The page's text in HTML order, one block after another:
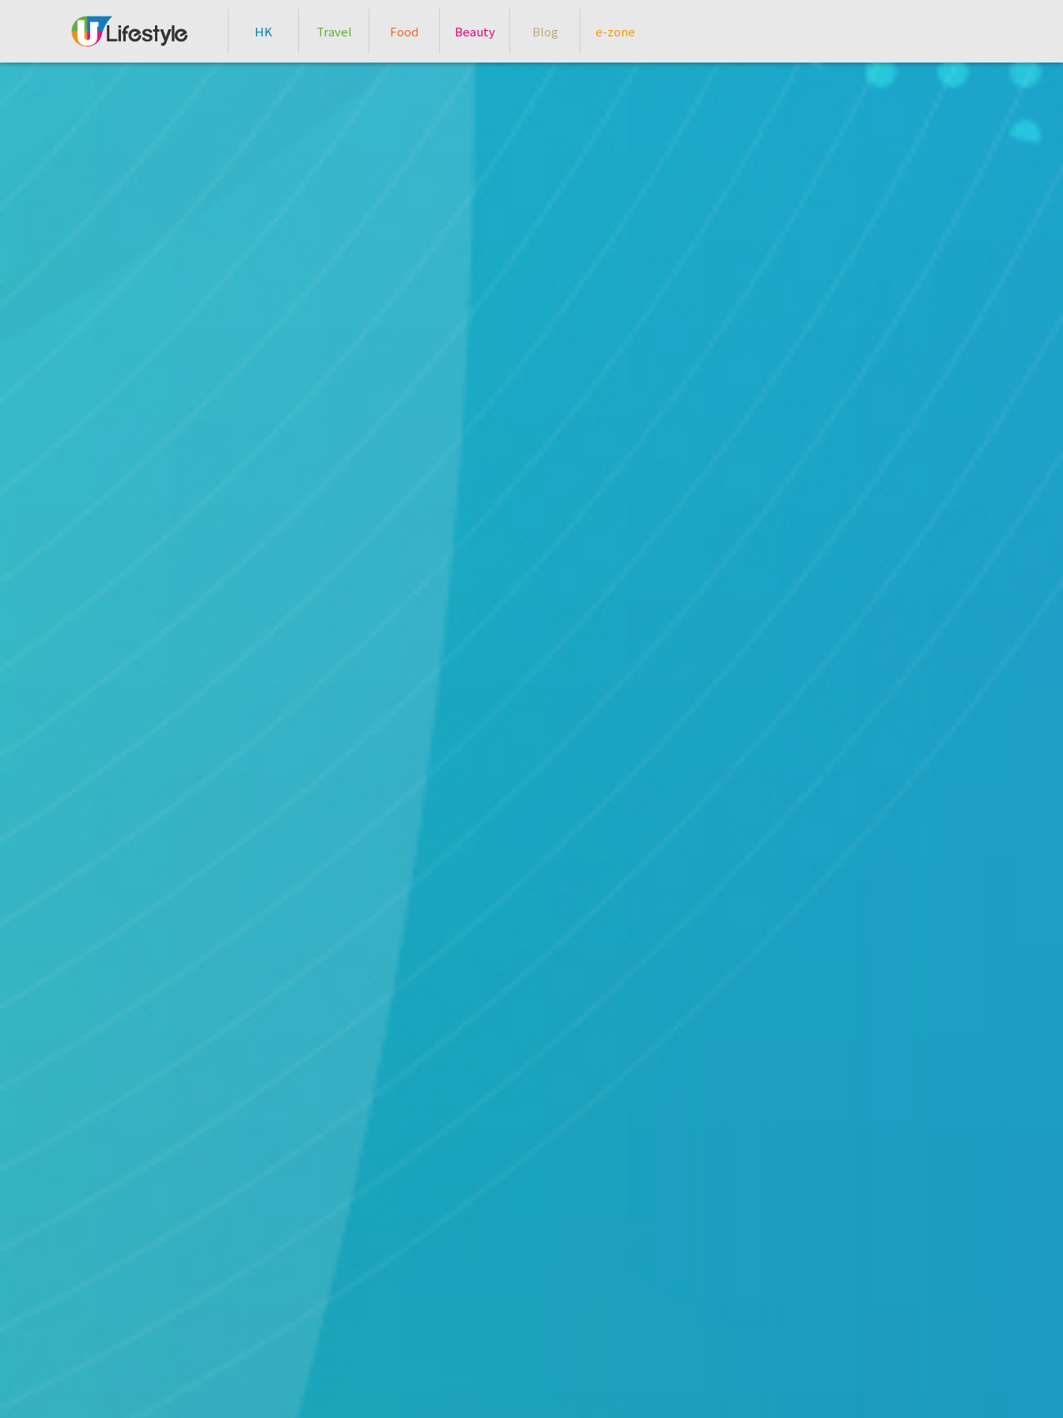
HK Travel Food Beauty Blog e-zone